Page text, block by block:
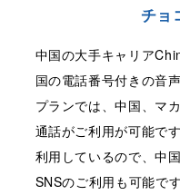
チョ
中国の大手キャリア
国の電話番号付きの音
プランでは、中国、マ
通話がご利用が可能で
利用しているので、中
SNSのご利用も可能です